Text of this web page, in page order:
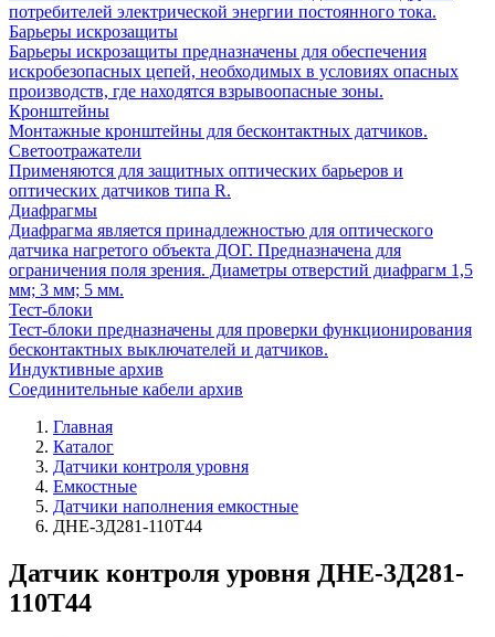
потребителей электрической энергии постоянного тока.
Барьеры искрозащиты
Барьеры искрозащиты предназначены для обеспечения
искробезопасных цепей, необходимых в условиях опасных
производств, где находятся взрывоопасные зоны.
Кронштейны
Монтажные кронштейны для бесконтактных датчиков.
Светоотражатели
Применяются для защитных оптических барьеров и
оптических датчиков типа R.
Диафрагмы
Диафрагма является принадлежностью для оптического
датчика нагретого объекта ДОГ. Предназначена для
ограничения поля зрения. Диаметры отверстий диафрагм 1,5
мм; 3 мм; 5 мм.
Тест-блоки
Тест-блоки предназначены для проверки функционирования
бесконтактных выключателей и датчиков.
Индуктивные архив
Соединительные кабели архив
Главная
Каталог
Датчики контроля уровня
Емкостные
Датчики наполнения емкостные
ДНЕ-3Д281-110Т44
Датчик контроля уровня ДНЕ-3Д281-
110Т44